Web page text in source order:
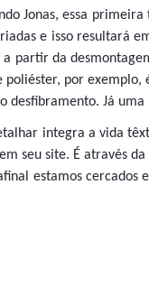
Jonas, essa
e isso resultará
a partir da
poliéster, por
desfibramento. Já
integra a vida
seu site. É através
estamos cercados